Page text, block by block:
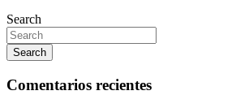
Search
Search
Comentarios recientes